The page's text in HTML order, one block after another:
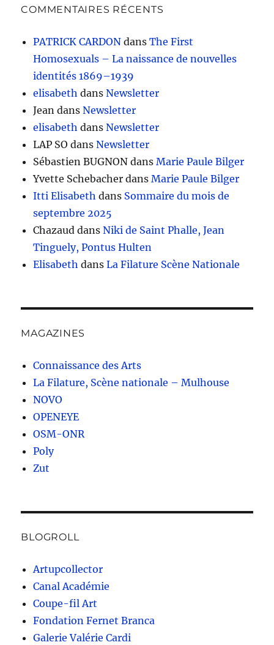
COMMENTAIRES RÉCENTS
PATRICK CARDON dansThe First
Homosexuals – La naissance de nouvelles
identités 1869–1939
elisabeth dansNewsletter
Jean dansNewsletter
elisabeth dansNewsletter
LAP SO dansNewsletter
Sébastien BUGNON dansMarie Paule Bilger
Yvette Schebacher dansMarie Paule Bilger
Itti Elisabeth dans Sommaire du mois de
septembre 2025
Chazaud dansNiki de Saint Phalle, Jean
Tinguely, Pontus Hulten
Elisabeth dansLa Filature Scène Nationale
MAGAZINES
Connaissance des Arts
La Filature, Scène nationale – Mulhouse
NOVO
OPENEYE
OSM-ONR
Poly
Zut
BLOGROLL
Artupcollector
Canal Académie
Coupe-fil Art
Fondation Fernet Branca
Galerie Valérie Cardi